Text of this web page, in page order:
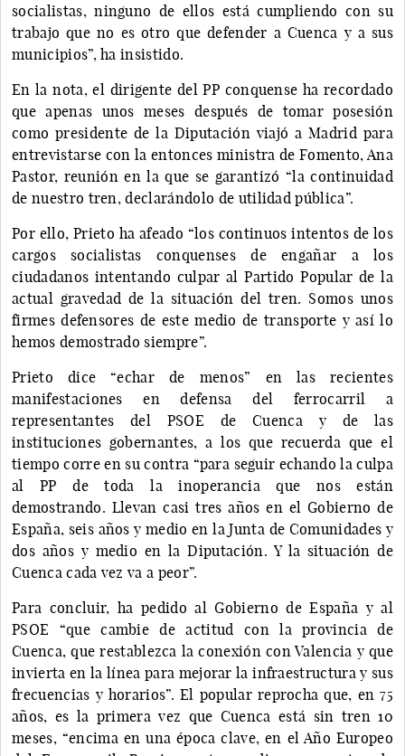
socialistas, ninguno de ellos está cumpliendo con su
trabajo que no es otro que defender a Cuenca y a sus
municipios”, ha insistido.
En la nota, el dirigente del PP conquense ha recordado
que apenas unos meses después de tomar posesión
como presidente de la Diputación viajó a Madrid para
entrevistarse con la entonces ministra de Fomento, Ana
Pastor, reunión en la que se garantizó “la continuidad
de nuestro tren, declarándolo de utilidad pública”.
Por ello, Prieto ha afeado “los continuos intentos de los
cargos socialistas conquenses de engañar a los
ciudadanos intentando culpar al Partido Popular de la
actual gravedad de la situación del tren. Somos unos
firmes defensores de este medio de transporte y así lo
hemos demostrado siempre”.
Prieto dice “echar de menos” en las recientes
manifestaciones en defensa del ferrocarril a
representantes del PSOE de Cuenca y de las
instituciones gobernantes, a los que recuerda que el
tiempo corre en su contra “para seguir echando la culpa
al PP de toda la inoperancia que nos están
demostrando. Llevan casi tres años en el Gobierno de
España, seis años y medio en la Junta de Comunidades y
dos años y medio en la Diputación. Y la situación de
Cuenca cada vez va a peor”.
Para concluir, ha pedido al Gobierno de España y al
PSOE “que cambie de actitud con la provincia de
Cuenca, que restablezca la conexión con Valencia y que
invierta en la línea para mejorar la infraestructura y sus
frecuencias y horarios”. El popular reprocha que, en 75
años, es la primera vez que Cuenca está sin tren 10
meses, “encima en una época clave, en el Año Europeo